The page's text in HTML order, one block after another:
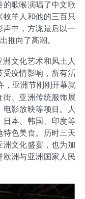
歌喉演唱了中文歌
羊人和他的三百只
中，方泷最后以一
推向了高潮。
文化艺术和风土人
受疫情影响，所有活
，亚洲节刚刚开幕就
街、亚洲传统服饰展
电影放映等项目。人
日本、韩国、印度等
特色美食。历时三天
洲文化盛宴，也为加
洲与亚洲国家人民